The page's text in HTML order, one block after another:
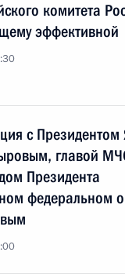
комитета
эффективной
с Президентом
главой
Президента
федеральном